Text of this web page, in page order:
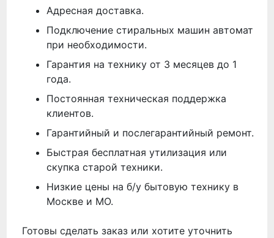
Адресная доставка.
Подключение стиральных машин автомат
при необходимости.
Гарантия на технику от 3 месяцев до 1
года.
Постоянная техническая поддержка
клиентов.
Гарантийный и послегарантийный ремонт.
Быстрая бесплатная утилизация или
скупка старой техники.
Низкие цены на б/у бытовую технику в
Москве и МО.
Готовы сделать заказ или хотите уточнить